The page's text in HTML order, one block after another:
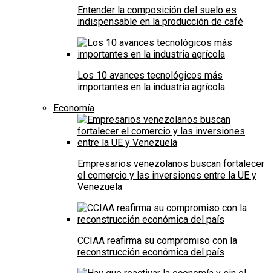
Entender la composición del suelo es
indispensable en la producción de café
Los 10 avances tecnológicos más
importantes en la industria agrícola
Economía
Empresarios venezolanos buscan fortalecer
el comercio y las inversiones entre la UE y
Venezuela
CCIAA reafirma su compromiso con la
reconstrucción económica del país